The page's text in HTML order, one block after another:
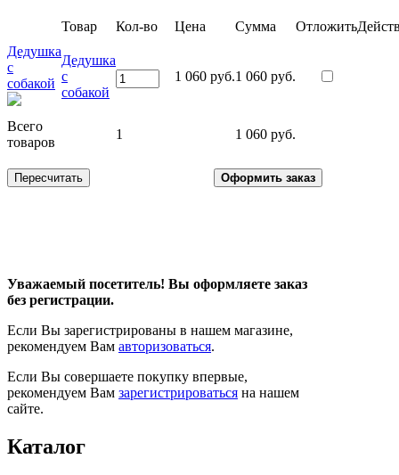
Товар Кол-во Цена Сумма Отложить
Дедушка
с
собакой
Дедушка
с
собакой
1 060 руб.1 060 руб.
Всего
товаров
1 1 060 руб.
Уважаемый посетитель! Вы оформляете заказ
без регистрации.
Если Вы зарегистрированы в нашем магазине,
рекомендуем Вам авторизоваться.
Если Вы совершаете покупку впервые,
рекомендуем Вам зарегистрироваться на нашем
сайте.
Каталог